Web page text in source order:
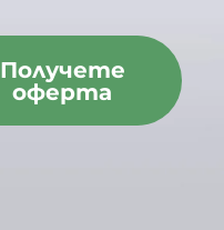
Получете
оферта